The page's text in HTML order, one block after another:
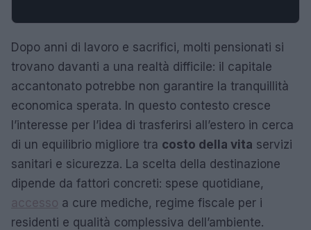
Dopo anni di lavoro e sacrifici, molti pensionati si
trovano davanti a una realtà difficile: il capitale
accantonato potrebbe non garantire la tranquillità
economica sperata. In questo contesto cresce
l’interesse per l’idea di trasferirsi all’estero in cerca
di un equilibrio migliore tra costo della vita servizi
sanitari e sicurezza. La scelta della destinazione
dipende da fattori concreti: spese quotidiane,
a cure mediche, regime fiscale per i
residenti e qualità complessiva dell’ambiente.